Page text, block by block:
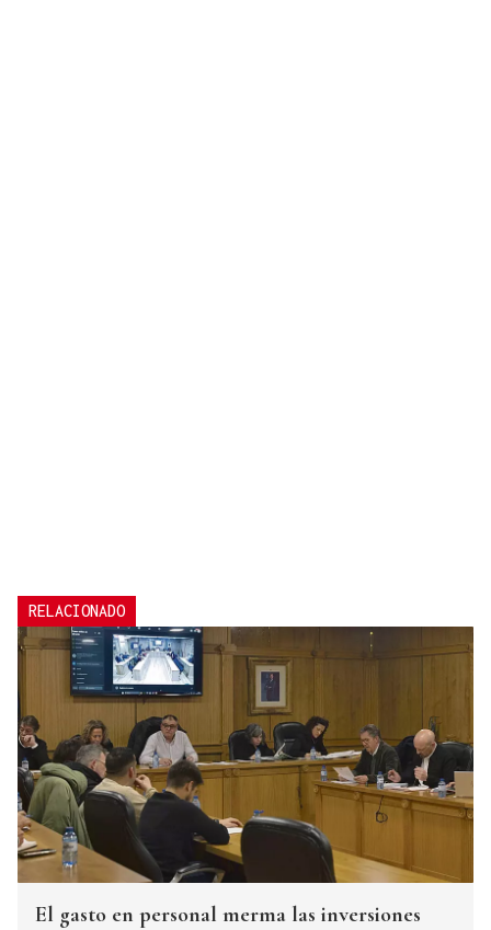
RELACIONADO
El gasto en personal merma las inversiones